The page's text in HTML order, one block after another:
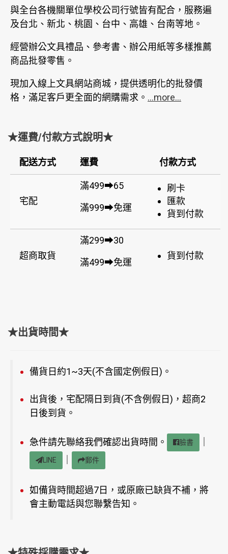
與全台各機關單位學校公司行號皆有配合，服務遍
及台北、新北、桃園、台中、高雄、台南等地。
經營辦公文具禮品、參考書、辦公用紙等多樣推薦
商品批發零售。
現加入線上文具網站商城，提供透明化的批發價
格，滿足客戶更全面的網購需求。 ...more...
★運費/付款方式說明★
配送方式 運費 付款方式
宅配
滿499➡65
滿999➡免運
刷卡
匯款
貨到付款
超商取貨
滿299➡30
滿499➡免運
貨到付款
★出貨時間★
備貨日約1~3天(不含國定例假日)。
出貨後，宅配隔日到貨(不含例假日)，超商2
日後到貨。
急件請先聯絡我們確認出貨時間。 臉書
LINE 郵件
如備貨時間超過7日，或原廠已缺貨不補，將
會主動電話與您聯繫告知。